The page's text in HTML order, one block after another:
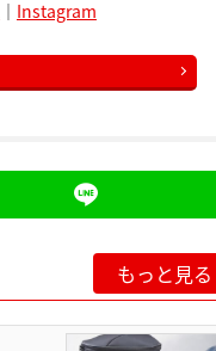
｜ Instagram
もっと見る